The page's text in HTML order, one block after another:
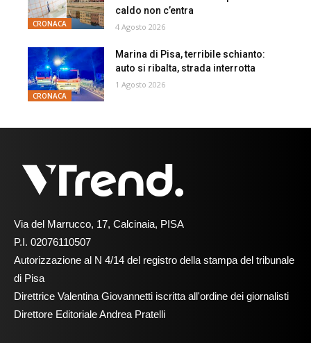
CRONACA
caldo non c’entra
4 Agosto 2026
CRONACA
Marina di Pisa, terribile schianto:
auto si ribalta, strada interrotta
1 Agosto 2026
Via del Marrucco, 17, Calcinaia, PISA
P.I. 02076110507
Autorizzazione al N 4/14 del registro della stampa del tribunale
di Pisa
Direttrice Valentina Giovannetti iscritta all'ordine dei giornalisti
Direttore Editoriale Andrea Pratelli